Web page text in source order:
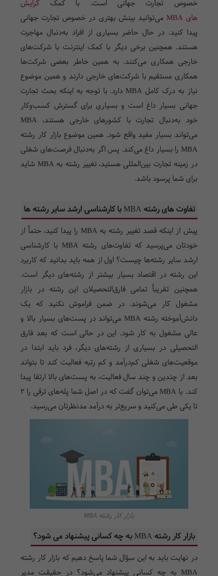
خصوص تجارت جهانی است. با کمک گرایش
های MBA
می‌توانید بینش بهتری در خصوص تجارت جهانی
پیدا کنید. در حال حاضر بسیاری از افراد به‌دنبال مهاجرت
هستند. همچنین برخی دیگر با کمک اینترنت با شرکت‌های
خارجی همکاری می‌کنند. به همین خاطر بعضی شرکت‌ها
همکاری مستقیم با شرکت‌های خارجی دارند و همین موضوع
نیاز به درک کامل MBA دارد. با توجه به اینکه بحث تجارت
جهانی بسیار داغ است و بسیاری برای گسترش کسب‌و‌کار
خود به‌دنبال تجارت با کشورهای خارجی هستند، MBA
می‌تواند بسیار مفید واقع شود. همین موضوع بازار کار رشته
MBA را بسیار داغ می‌کند. پس اگر به‌دنبال فرصت‌های شغلی
در زمینه تجارت بین‌المللی هستید، تغییر رشته به MBA شاید
برای شما پرسود باشد.
تفاوت های رشتهMBAبا کارشناسی ارشد سایر رشته ها
پیش از اینکه قصد تغییر رشته بهMBA را پیدا کنید، حتماً از
خودتان می‌پرسید که تفاوت‌های رشته MBA با کارشناسی
ارشد سایر رشته‌ها چیست؟ اول از همه باید بدانید که کاربرد
این رشته در اقتصاد بسیار بیشتر از رشته‌های دیگر است.
همچنین تقریباً تمامی فارق‌التحصیلان این رشته در بازار
مشغول کار می‌شوند. در ضمن فراموش نکنید که یک
دانش‌آموخته رشته MBA می‌تواند در پست‌های بسیار بالا و
عالی مشغول به کار شود. این در حالی است که بعد فارق
التحصیلی در بسیاری از رشته‌های دیگر، فرد باید ابتدا در
موقعیت‌های شغلی کم‌درآمد و کم رتبه فعالیت کند تا بتواند
بعد از چندین و چند سال فعالیت، به پست‌های بالا ارتقا پیدا
کند. با MBA
می‌توان گفت که در اصل شما پله‌های ترقی را 2
تا یکی طی می‌کنید و سریع‌تر به درآمد مدنظرتان می‌رسید.
بازار کار رشته MBA
بازار کار رشتهMBAبه چه کسانی پیشنهاد می شود؟
در نهایت باید به این سؤال شما پاسخ دهیم که بازار کار رشته
MBA به چه کسانی پیشنهاد می‌شود؟ در حقیقت مدیر